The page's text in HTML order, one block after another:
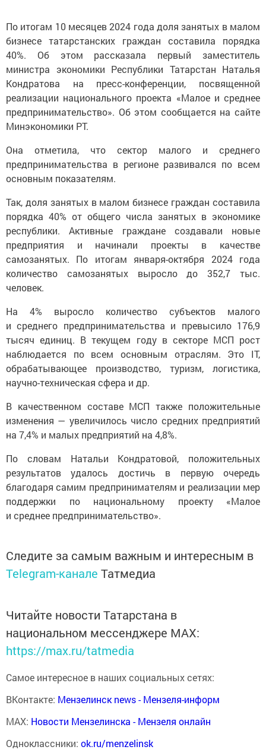
По итогам 10 месяцев 2024 года доля занятых в малом
бизнесе татарстанских граждан составила порядка
40%. Об этом рассказала первый заместитель
министра экономики Республики Татарстан Наталья
Кондратова на пресс-конференции, посвященной
реализации национального проекта «Малое и среднее
предпринимательство». Об этом сообщается на сайте
Минэкономики РТ.
Она отметила, что сектор малого и среднего
предпринимательства в регионе развивался по всем
основным показателям.
Так, доля занятых в малом бизнесе граждан составила
порядка 40% от общего числа занятых в экономике
республики. Активные граждане создавали новые
предприятия и начинали проекты в качестве
самозанятых. По итогам января-октября 2024 года
количество самозанятых выросло до 352,7 тыс.
человек.
На 4% выросло количество субъектов малого
и среднего предпринимательства и превысило 176,9
тысяч единиц. В текущем году в секторе МСП рост
наблюдается по всем основным отраслям. Это IT,
обрабатывающее производство, туризм, логистика,
научно-техническая сфера и др.
В качественном составе МСП также положительные
изменения — увеличилось число средних предприятий
на 7,4% и малых предприятий на 4,8%.
По словам Натальи Кондратовой, положительных
результатов удалось достичь в первую очередь
благодаря самим предпринимателям и реализации мер
поддержки по национальному проекту «Малое
и среднее предпринимательство».
Следите за самым важным и интересным в
Telegram-канале Татмедиа
Читайте новости Татарстана в
национальном мессенджере MАХ:
https://max.ru/tatmedia
Самое интересное в наших социальных сетях:
ВКонтакте: Мензелинск news - Мензеля-информ
MAX: Новости Мензелинска - Мензеля онлайн
Одноклассники: ok.ru/menzelinsk